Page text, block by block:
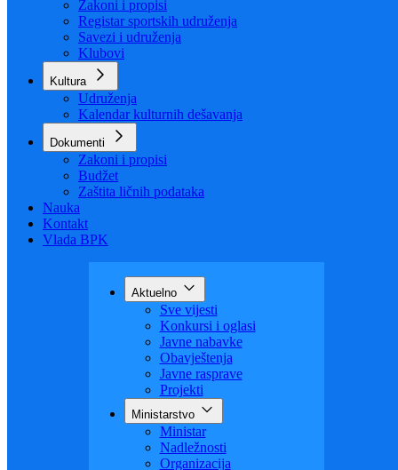
Sport
Sport u BPK
Zakoni i propisi
Registar sportskih udruženja
Savezi i udruženja
Klubovi
Udruženja
Kalendar kulturnih dešavanja
Dokumenti
Zakoni i propisi
Budžet
Zaštita ličnih podataka
Aktuelno
Sve vijesti
Konkursi i oglasi
Javne nabavke
Obavještenja
Javne rasprave
Projekti
Ministarstvo